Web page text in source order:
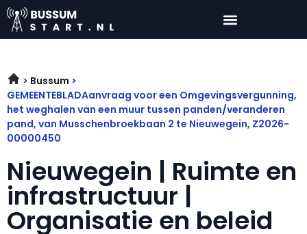
Bussum
GEMEENTEBLADAanvraag voor een Omgevingsvergunning,
het weghalen van een muur tussen panden/veranderen
pand, van Musschenbroekbaan 2 te Nieuwegein, Z2026-
00000450
Nieuwegein | Ruimte en
infrastructuur |
Organisatie en beleid